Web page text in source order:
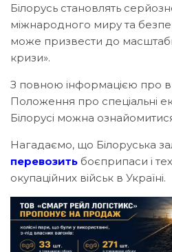
Білорусь становлять
міжнародного миру та
може призвести до
кризи».
З повною інформацією про
Положення про спеціальні
Білорусі можна
Нагадаємо, що Білоруська
перевозить боєприпаси і
окупаційних військ в Україні.